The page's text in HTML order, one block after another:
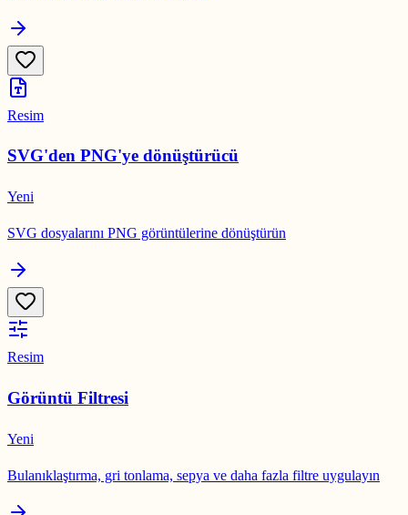
Resim
SVG'den PNG'ye dönüştürücü
Yeni
SVG dosyalarını PNG görüntülerine dönüştürün
Resim
Görüntü Filtresi
Yeni
Bulanıklaştırma, gri tonlama, sepya ve daha fazla filtre uygulayın